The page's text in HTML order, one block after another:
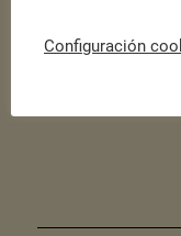
cruzamos polo
comezar 2021 con
Configuración